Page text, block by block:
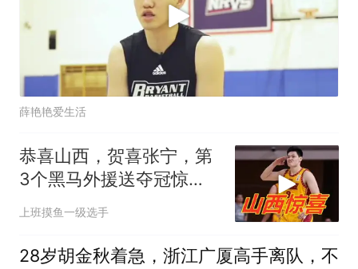
薛艳艳爱生活
恭喜山西，贺喜张宁，第
3个黑马外援送夺冠惊
喜！
上班摸鱼一级选手
28岁胡金秋着急，浙江广厦高手离队，不